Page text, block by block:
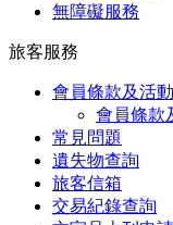
無障礙服務
旅客服務
會員條款及活
會員條款
常見問題
遺失物查詢
旅客信箱
交易紀錄查詢